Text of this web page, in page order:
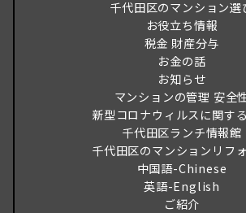
千代田区のマンション選
お役立ち情報
税金 財産分与
お金の話
お知らせ
マンションの管理 安全
新型コロナウィルスに関す
千代田区ランチ情報館
千代田区のマンションリフ
中国語-Chinese
英語-English
ご紹介